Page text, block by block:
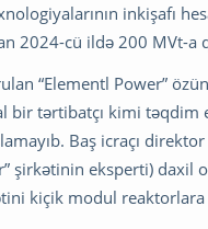
inkişafı
2024-cü ildə 200 MVt-a
“Elementl Power”
bir tərtibatçı kimi təqdim
Baş icraçı
şirkətinin eksperti) daxil
kiçik modul reaktorlara